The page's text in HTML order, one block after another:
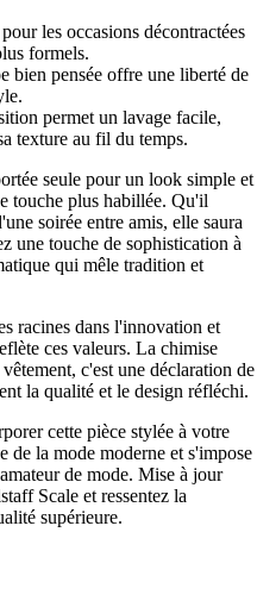
les occasions décontractées
formels.
bien pensée offre une liberté de
permet un lavage facile,
texture au fil du temps.
seule pour un look simple et
touche plus habillée. Qu'il
soirée entre amis, elle saura
une touche de sophistication à
qui mêle tradition et
racines dans l'innovation et
ces valeurs. La chimise
c'est une déclaration de
la qualité et le design réfléchi.
cette pièce stylée à votre
de la mode moderne et s'impose
de mode. Mise à jour
Scale et ressentez la
supérieure.